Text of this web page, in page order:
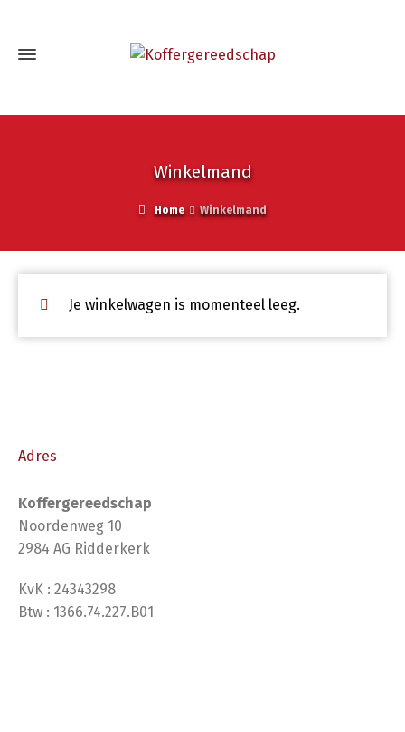
Winkelmand
Home Winkelmand
Je winkelwagen is momenteel leeg.
Adres
Koffergereedschap
Noordenweg 10
2984 AG Ridderkerk
KvK : 24343298
Btw : 1366.74.227.B01